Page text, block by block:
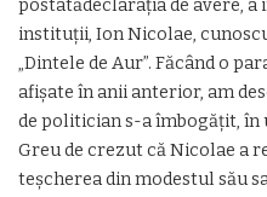
postatădeclarația de avere,
instituții, Ion Nicolae,
„Dintele de Aur”. Făcând o
afișate în anii anterior, am
de politician s-a îmbogățit, în
Greu de crezut că Nicolae a
teșcherea din modestul său